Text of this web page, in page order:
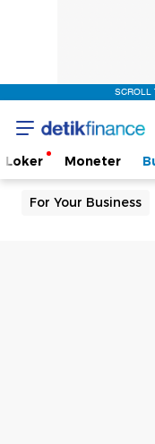
SCROLL
Loker Moneter
For Your Business